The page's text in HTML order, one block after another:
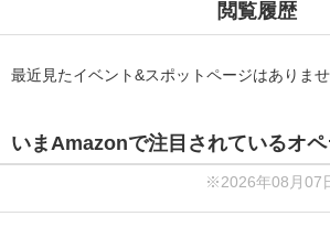
閲覧履歴
最近見たイベント&スポットページはありませ
いまAmazonで注目されているオ
※2026年08月07